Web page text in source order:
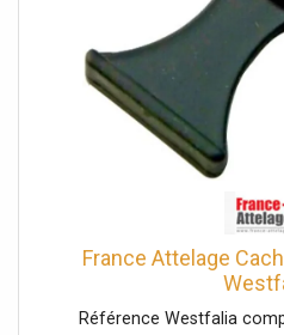
France Attelage
Référence Westfalia